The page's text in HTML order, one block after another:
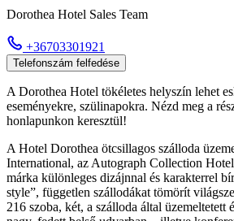
Dorothea Hotel Sales Team
+36703301921
Telefonszám felfedése
A Dorothea Hotel tökéletes helyszín lehet
eseményekre, szülinapokra. Nézd meg a
honlapunkon keresztül!
A Hotel Dorothea ötcsillagos szálloda
International, az Autograph Collection
márka különleges dizájnnal és karakterrel
style”, független szállodákat tömörít
216 szoba, két, a szálloda által üzemeltetett